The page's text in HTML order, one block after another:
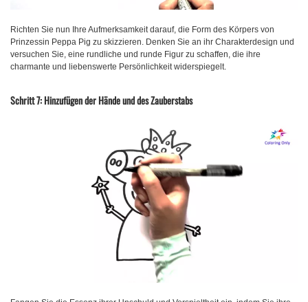
Richten Sie nun Ihre Aufmerksamkeit darauf, die Form des Körpers von
Prinzessin Peppa Pig zu skizzieren. Denken Sie an ihr Charakterdesign und
versuchen Sie, eine rundliche und runde Figur zu schaffen, die ihre
charmante und liebenswerte Persönlichkeit widerspiegelt.
Schritt 7: Hinzufügen der Hände und des Zauberstabs